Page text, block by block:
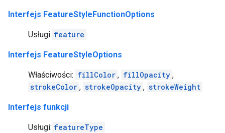
Interfejs FeatureStyleFunctionOptions
Usługi: feature
Interfejs FeatureStyleOptions
Właściwości: fillColor , fillOpacity ,
strokeColor , strokeOpacity , strokeWeight
Interfejs funkcji
Usługi: featureType